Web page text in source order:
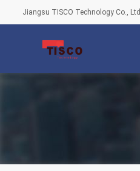
Jiangsu TISCO Technology Co., Ltd